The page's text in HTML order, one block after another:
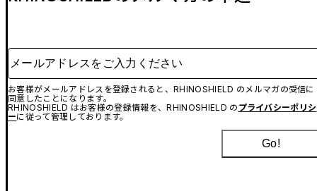
メールアドレスをご入力ください
お客様がメールアドレスを登録されると、RHINOSHIELD のメルマガの受信に
同意したことになります。
RHINOSHIELD はお客様の登録情報を、RHINOSHIELD の プライバシーポリシ
ーに従って管理しております。
Go!